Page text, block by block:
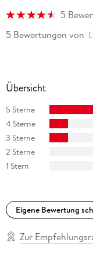
5
5 Bewertungen von
Übersicht
5 Sterne
4 Sterne
3 Sterne
2 Sterne
1 Stern
Eigene Bewertung
Zur